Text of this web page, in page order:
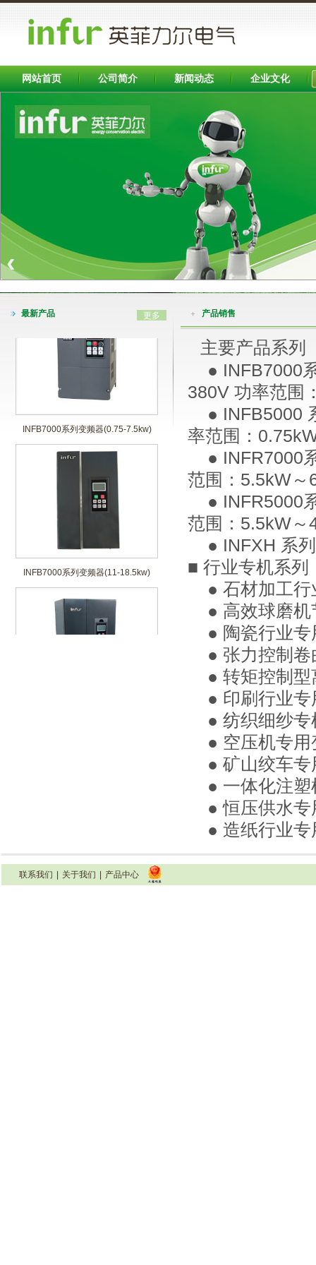
网站首页 公司简介 新闻动态 企业文化
Banner区
‹
更多
最新产品
INFB7000系列变频器（0.75-400KW)
产品销售
主要产品系列
● INFB7000
380V 功率范围
● INFB5000
率范围：
● INFR7000
范围：5.5kW～
● INFR5000
范围：5.5kW
● INFXH 系
■ 行业专机系列
● 石材加工
● 高效球磨机
● 陶瓷行业专
● 张力控制卷
● 转矩控制型
● 印刷行业专
● 纺织细纱
● 空压机专用
● 矿山绞车专
● 一体化注塑
● 恒压供水专
● 造纸行业专
联系我们 关于我们 产品中心